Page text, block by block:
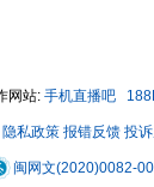
网站: 手机直播吧
隐私政策 报错反馈 投
闽网文(2020)0082-